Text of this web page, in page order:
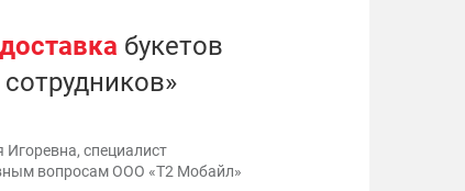
букетов
специалист
вопросам ООО «Т2 Мобайл»